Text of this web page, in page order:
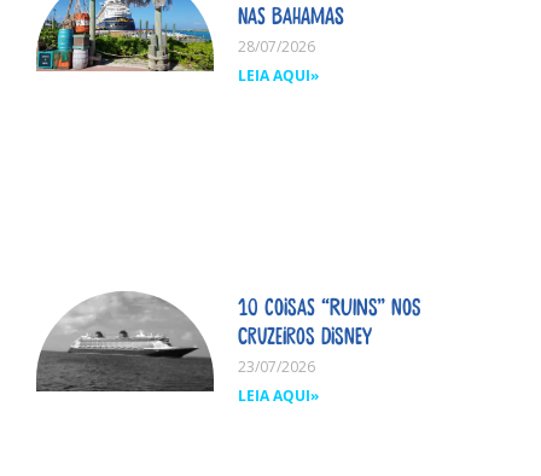
nas Bahamas
28/07/2026
LEIA AQUI»
10 coisas “ruins” nos
cruzeiros Disney
23/07/2026
LEIA AQUI»